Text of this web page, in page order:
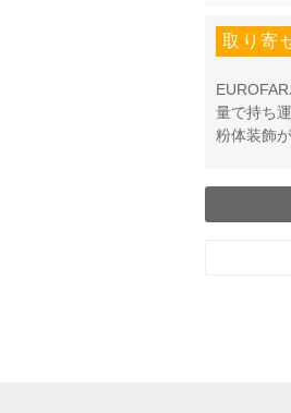
取り寄
量で持ち
粉体装飾